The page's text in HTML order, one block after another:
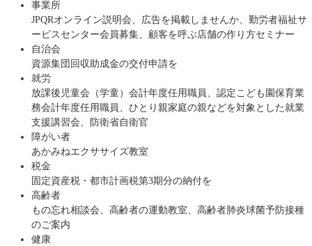
事業所
JPQRオンライン説明会、広告を掲載しませんか、勤労者福祉サ
ービスセンター会員募集、顧客を呼ぶ店舗の作り方セミナー
自治会
資源集団回収助成金の交付申請を
就労
放課後児童会（学童）会計年度任用職員、認定こども園保育業
務会計年度任用職員、ひとり親家庭の親などを対象とした就業
支援講習会、防衛省自衛官
障がい者
あかみねエクササイズ教室
税金
固定資産税・都市計画税第3期分の納付を
高齢者
もの忘れ相談会、高齢者の運動教室、高齢者肺炎球菌予防接種
のご案内
健康